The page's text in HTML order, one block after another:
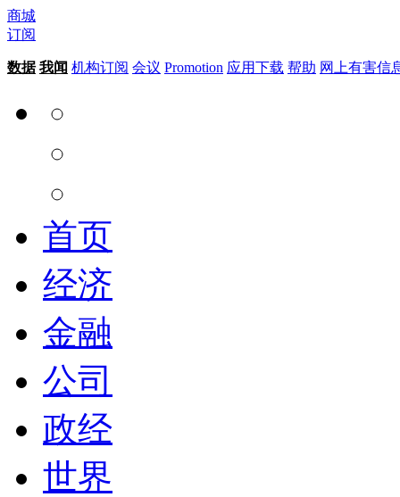
商城
订阅
数据 我闻 机构订阅 会议 Promotion 应用下载 帮助 网上有害信
首页
经济
金融
公司
政经
世界